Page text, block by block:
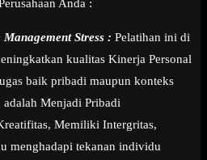
Anda :
Stress : Pelatihan ini di
kualitas Kinerja Personal
baik pribadi maupun konteks
adalah Menjadi Pribadi
Memiliki Intergritas,
menghadapi tekanan individu